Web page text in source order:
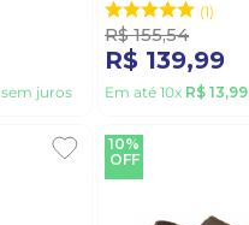
sem juros
1
R$ 155,54
R$ 139,99
Em até 10x R$ 13,99
10%
OFF